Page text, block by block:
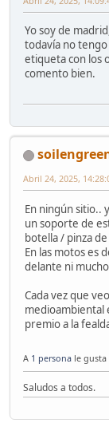
Yo soy de
todavía no
etiqueta con los
comento bien.
Abril 24, 2025,
En ningún sitio..
un soporte de
botella / pinza
En las motos es
delante ni
Cada vez que
medioambiental
premio a la
A 1 persona le gusta
Saludos a todos.